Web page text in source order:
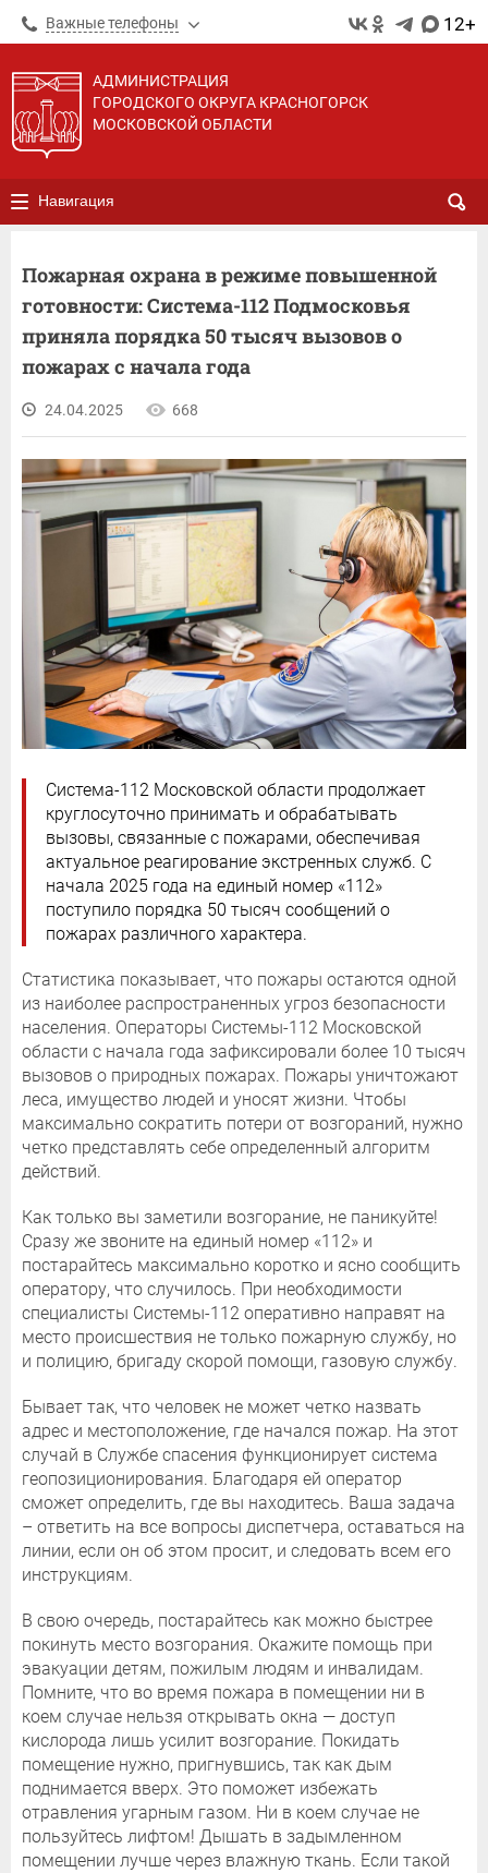
Важные телефоны 12+
АДМИНИСТРАЦИЯ
ГОРОДСКОГО ОКРУГА КРАСНОГОРСК
МОСКОВСКОЙ ОБЛАСТИ
Навигация
Пожарная охрана в режиме повышенной
готовности: Система-112 Подмосковья
приняла порядка 50 тысяч вызовов о
пожарах с начала года
24.04.2025 668
Система-112 Московской области продолжает
круглосуточно принимать и обрабатывать
вызовы, связанные с пожарами, обеспечивая
актуальное реагирование экстренных служб. С
начала 2025 года на единый номер «112»
поступило порядка 50 тысяч сообщений о
пожарах различного характера.
Статистика показывает, что пожары остаются одной
из наиболее распространенных угроз безопасности
населения. Операторы Системы-112 Московской
области с начала года зафиксировали более 10 тысяч
вызовов о природных пожарах. Пожары уничтожают
леса, имущество людей и уносят жизни. Чтобы
максимально сократить потери от возгораний, нужно
четко представлять себе определенный алгоритм
действий.
Как только вы заметили возгорание, не паникуйте!
Сразу же звоните на единый номер «112» и
постарайтесь максимально коротко и ясно сообщить
оператору, что случилось. При необходимости
специалисты Системы-112 оперативно направят на
место происшествия не только пожарную службу, но
и полицию, бригаду скорой помощи, газовую службу.
Бывает так, что человек не может четко назвать
адрес и местоположение, где начался пожар. На этот
случай в Службе спасения функционирует система
геопозиционирования. Благодаря ей оператор
сможет определить, где вы находитесь. Ваша задача
– ответить на все вопросы диспетчера, оставаться на
линии, если он об этом просит, и следовать всем его
инструкциям.
В свою очередь, постарайтесь как можно быстрее
покинуть место возгорания. Окажите помощь при
эвакуации детям, пожилым людям и инвалидам.
Помните, что во время пожара в помещении ни в
коем случае нельзя открывать окна — доступ
кислорода лишь усилит возгорание. Покидать
помещение нужно, пригнувшись, так как дым
поднимается вверх. Это поможет избежать
отравления угарным газом. Ни в коем случае не
пользуйтесь лифтом! Дышать в задымленном
помещении лучше через влажную ткань. Если такой